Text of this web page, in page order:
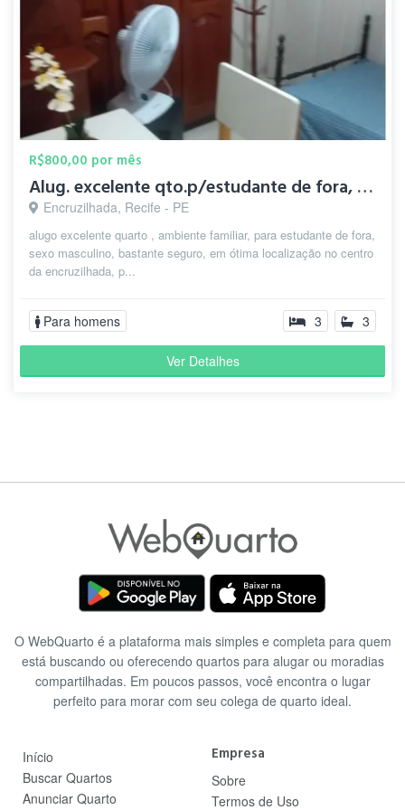
R$800,00 por mês
Alug. excelente qto.p/estudante de fora, sexo masc.
Encruzilhada, Recife - PE
alugo excelente quarto , ambiente familiar, para estudante de fora,
sexo masculino, bastante seguro, em ótima localização no centro
da encruzilhada, p...
Para homens 3 3
Ver Detalhes
O WebQuarto é a plataforma mais simples e completa para quem
está buscando ou oferecendo quartos para alugar ou moradias
compartilhadas. Em poucos passos, você encontra o lugar
perfeito para morar com seu colega de quarto ideal.
Início
Buscar Quartos
Anunciar Quarto
Empresa
Sobre
Termos de Uso